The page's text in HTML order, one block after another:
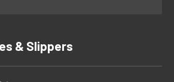
& Slippers